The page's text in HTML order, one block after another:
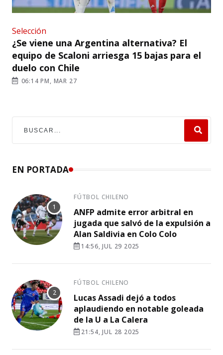
Selección
¿Se viene una Argentina alternativa? El
equipo de Scaloni arriesga 15 bajas para el
duelo con Chile
06:14 PM, MAR 27
EN PORTADA
FÚTBOL CHILENO
ANFP admite error arbitral en
jugada que salvó de la expulsión a
Alan Saldivia en Colo Colo
14:56, JUL 29 2025
FÚTBOL CHILENO
Lucas Assadi dejó a todos
aplaudiendo en notable goleada
de la U a La Calera
21:54, JUL 28 2025